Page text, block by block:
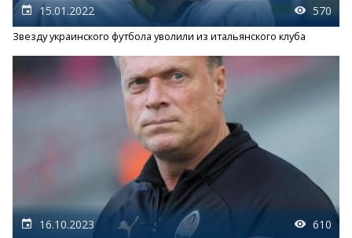
15.01.2022 570
Звезду украинского футбола уволили из итальянского клуба
16.10.2023 610